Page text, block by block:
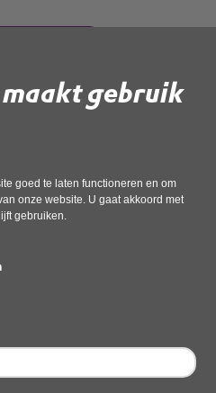
gebruik
goed te laten functioneren en om
onze website. U gaat akkoord met
gebruiken.